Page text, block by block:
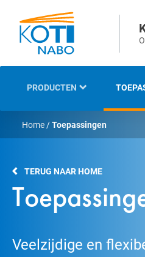
PRODUCTEN
STRIP- EN
VEEG- EN
Home /Toepassingen
TERUG NAAR HOME
Veelzijdige en